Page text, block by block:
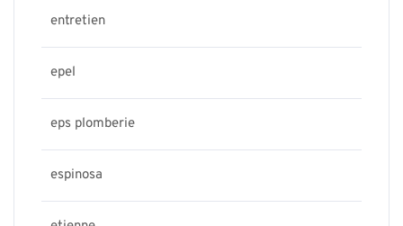
entretien
epel
eps plomberie
espinosa